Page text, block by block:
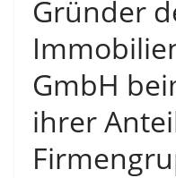
Gründer
GmbH
ihrer